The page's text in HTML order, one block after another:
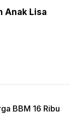
Anak Lisa
BBM 16 Ribu